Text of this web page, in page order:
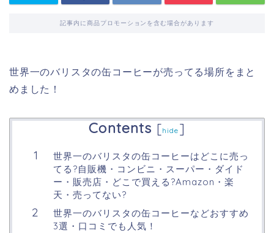
記事内に商品プロモーションを含む場合があります
世界一のバリスタの缶コーヒーが売ってる場所をまと
めました！
Contents [hide ]
世界一のバリスタの缶コーヒーはどこに売っ
てる?自販機・コンビニ・スーパー・ダイド
ー・販売店・どこで買える?Amazon・楽
天・売ってない?
世界一のバリスタの缶コーヒーなどおすすめ
3選・口コミでも人気！